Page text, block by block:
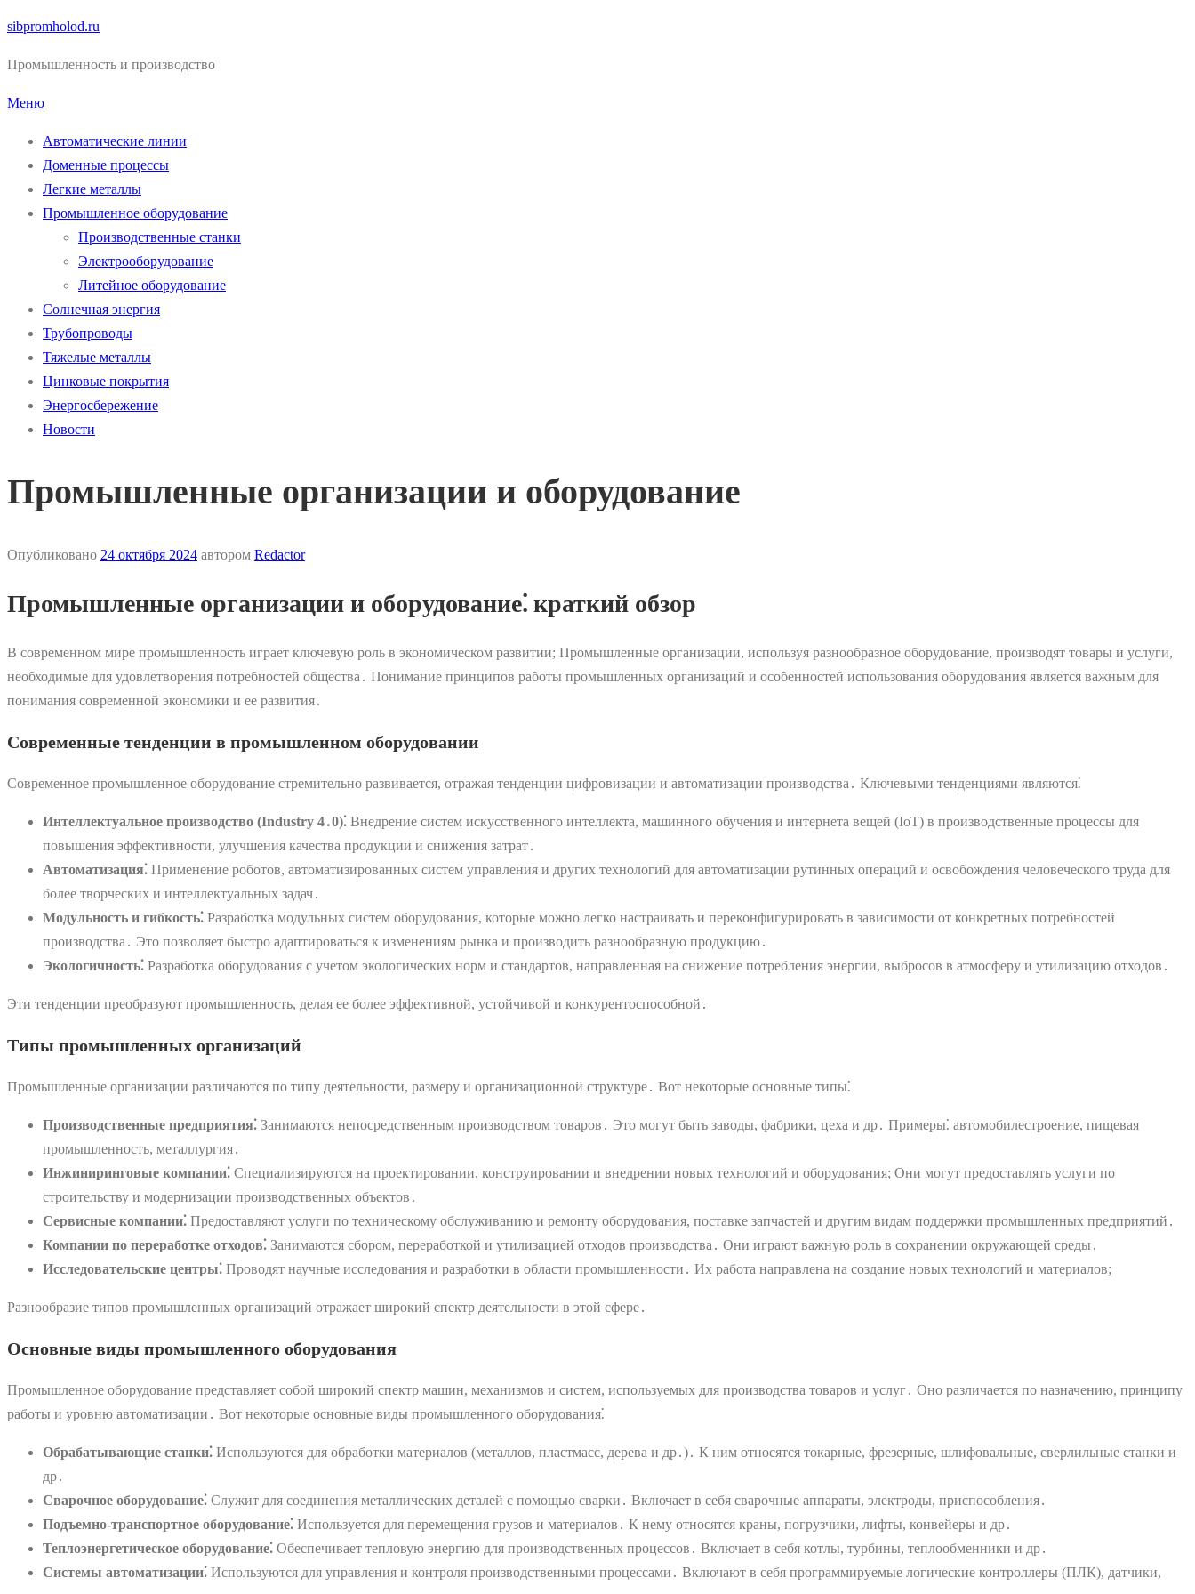
Перейти
содержимому
sibpromholod.ru
Промышленность и производство
Меню
Автоматические линии
Доменные процессы
Легкие металлы
Промышленное оборудование
Производственные станки
Электрооборудование
Литейное оборудование
Солнечная энергия
Трубопроводы
Тяжелые металлы
Цинковые покрытия
Энергосбережение
Новости
Промышленные организации и оборудование
Опубликовано 24 октября 2024 автором Redactor
Промышленные организации и оборудование⁚ краткий обзор
В современном мире промышленность играет ключевую роль в экономическом развитии; Промышленные организации, используя разнообразное оборудование, производят товары и услуги,
необходимые для удовлетворения потребностей общества․ Понимание принципов работы промышленных организаций и особенностей использования оборудования является важным для
понимания современной экономики и ее развития․
Современные тенденции в промышленном оборудовании
Современное промышленное оборудование стремительно развивается, отражая тенденции цифровизации и автоматизации производства․ Ключевыми тенденциями являются⁚
Интеллектуальное производство (Industry 4․0)⁚ Внедрение систем искусственного интеллекта, машинного обучения и интернета вещей (IoT) в производственные процессы для
повышения эффективности, улучшения качества продукции и снижения затрат․
Автоматизация⁚ Применение роботов, автоматизированных систем управления и других технологий для автоматизации рутинных операций и освобождения человеческого труда для
более творческих и интеллектуальных задач․
Модульность и гибкость⁚ Разработка модульных систем оборудования, которые можно легко настраивать и переконфигурировать в зависимости от конкретных потребностей
производства․ Это позволяет быстро адаптироваться к изменениям рынка и производить разнообразную продукцию․
Экологичность⁚ Разработка оборудования с учетом экологических норм и стандартов, направленная на снижение потребления энергии, выбросов в атмосферу и утилизацию отходов․
Эти тенденции преобразуют промышленность, делая ее более эффективной, устойчивой и конкурентоспособной․
Типы промышленных организаций
Промышленные организации различаются по типу деятельности, размеру и организационной структуре․ Вот некоторые основные типы⁚
Производственные предприятия⁚ Занимаются непосредственным производством товаров․ Это могут быть заводы, фабрики, цеха и др․ Примеры⁚ автомобилестроение, пищевая
промышленность, металлургия․
Инжиниринговые компании⁚ Специализируются на проектировании, конструировании и внедрении новых технологий и оборудования; Они могут предоставлять услуги по
строительству и модернизации производственных объектов․
Сервисные компании⁚ Предоставляют услуги по техническому обслуживанию и ремонту оборудования, поставке запчастей и другим видам поддержки промышленных предприятий․
Компании по переработке отходов⁚ Занимаются сбором, переработкой и утилизацией отходов производства․ Они играют важную роль в сохранении окружающей среды․
Исследовательские центры⁚ Проводят научные исследования и разработки в области промышленности․ Их работа направлена на создание новых технологий и материалов;
Разнообразие типов промышленных организаций отражает широкий спектр деятельности в этой сфере․
Основные виды промышленного оборудования
Промышленное оборудование представляет собой широкий спектр машин, механизмов и систем, используемых для производства товаров и услуг․ Оно различается по назначению, принципу
работы и уровню автоматизации․ Вот некоторые основные виды промышленного оборудования⁚
Обрабатывающие станки⁚ Используются для обработки материалов (металлов, пластмасс, дерева и др․)․ К ним относятся токарные, фрезерные, шлифовальные, сверлильные станки и
др․
Сварочное оборудование⁚ Служит для соединения металлических деталей с помощью сварки․ Включает в себя сварочные аппараты, электроды, приспособления․
Подъемно-транспортное оборудование⁚ Используется для перемещения грузов и материалов․ К нему относятся краны, погрузчики, лифты, конвейеры и др․
Теплоэнергетическое оборудование⁚ Обеспечивает тепловую энергию для производственных процессов․ Включает в себя котлы, турбины, теплообменники и др․
Системы автоматизации⁚ Используются для управления и контроля производственными процессами․ Включают в себя программируемые логические контроллеры (ПЛК), датчики,